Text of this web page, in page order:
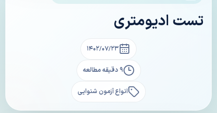
تست ادیومتری
۱۴۰۲/۰۷/۲۳
۹ دقیقه مطالعه
انواع آزمون شنوایی